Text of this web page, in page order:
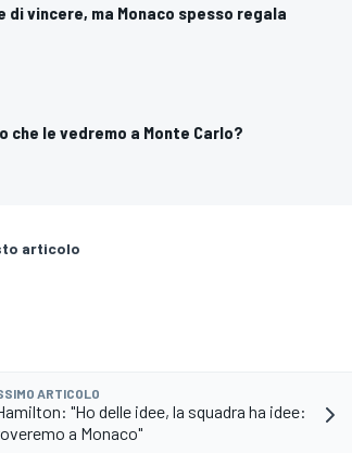
di vincere, ma Monaco spesso regala
che le vedremo a Monte Carlo?
articolo
ARTICOLO
"Ho delle idee, la squadra ha idee:
a Monaco"